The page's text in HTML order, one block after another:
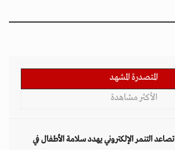
المتصدرة المشهد
الأكثر مشاهدة
تصاعد التنمر الإلكتروني يهدد سلامة الأطفال في